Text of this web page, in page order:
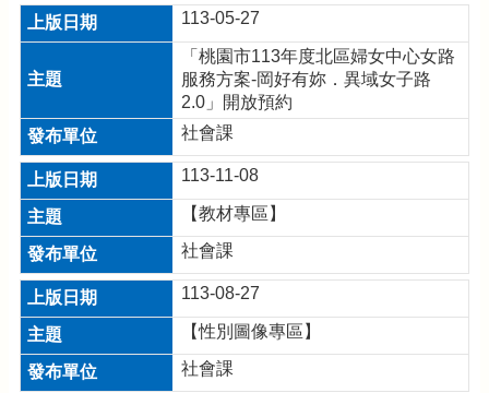
桃
市
府
隱
私
權
政
策
政
府
網
站
113-05-27
「桃園市113年度北區婦女中心女路
服務方案-岡好有妳．異域女子路
2.0」開放預約
社會課
113-11-08
【教材專區】
社會課
113-08-27
【性別圖像專區】
社會課